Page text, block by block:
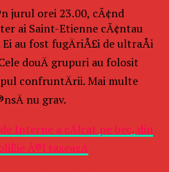
jurul orei 23.00, cÃ¢nd
ai Saint-Etienne cÃ¢ntau
au fost fugÄriÅ£i de ultraÅi
douÄ grupuri au folosit
confruntÄrii. Mai multe
nu grav.
Interne a cÄlcat pe bec, din
Ã®l taxeazÄ